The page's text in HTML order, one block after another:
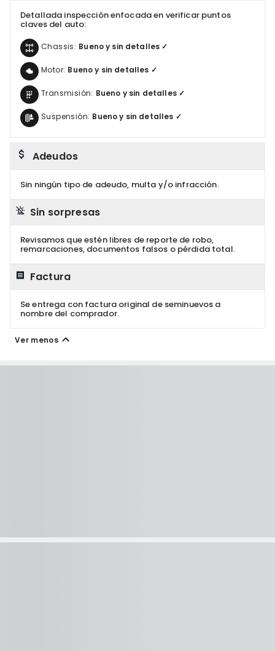
Detallada inspección enfocada en verificar puntos
claves del auto:
Chassis: Bueno y sin detalles ✓
Motor: Bueno y sin detalles ✓
Transmisión: Bueno y sin detalles ✓
Suspensión: Bueno y sin detalles ✓
Adeudos
Sin ningún tipo de adeudo, multa y/o infracción.
Sin sorpresas
Revisamos que estén libres de reporte de robo,
remarcaciones, documentos falsos o pérdida total.
Factura
Se entrega con factura original de seminuevos a
nombre del comprador.
Ver menos